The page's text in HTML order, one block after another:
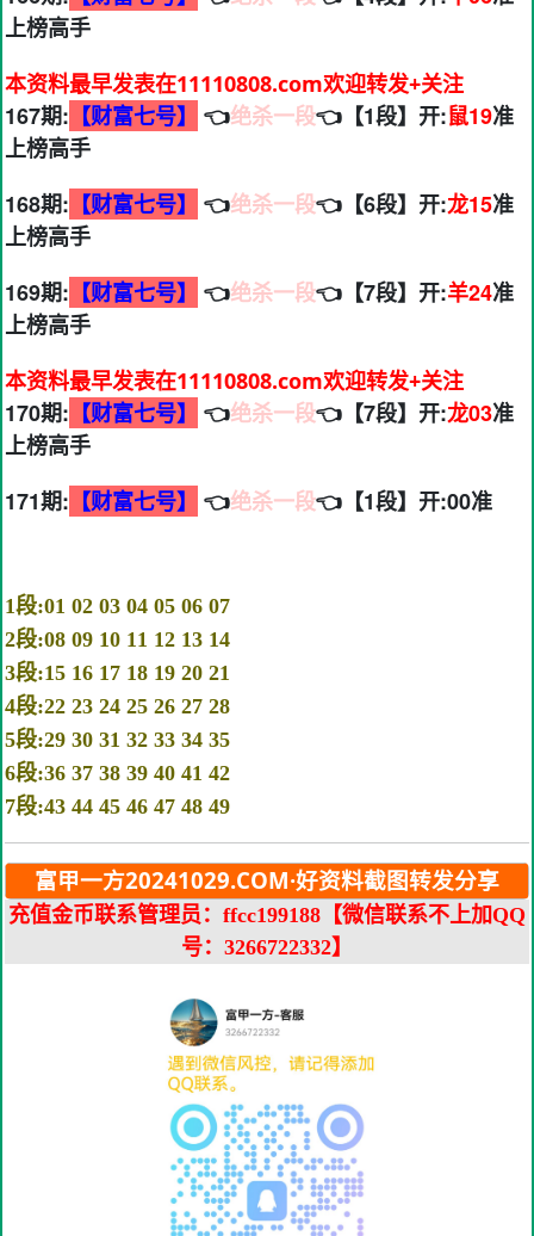
上榜高手
本资料最早发表在11110808.com欢迎转发+关注
167期: 【财富七号】 👈绝杀一段👈【1段】开:鼠19准
上榜高手
168期: 【财富七号】 👈绝杀一段👈【6段】开:龙15准
上榜高手
169期: 【财富七号】 👈绝杀一段👈【7段】开:羊24准
上榜高手
本资料最早发表在11110808.com欢迎转发+关注
170期: 【财富七号】 👈绝杀一段👈【7段】开:龙03准
上榜高手
171期: 【财富七号】 👈绝杀一段👈【1段】开:00准
1段:01 02 03 04 05 06 07
2段:08 09 10 11 12 13 14
3段:15 16 17 18 19 20 21
4段:22 23 24 25 26 27 28
5段:29 30 31 32 33 34 35
6段:36 37 38 39 40 41 42
7段:43 44 45 46 47 48 49
富甲一方20241029.COM·好资料截图转发分享
充值金币联系管理员：ffcc199188【微信联系不上加QQ
号：3266722332】